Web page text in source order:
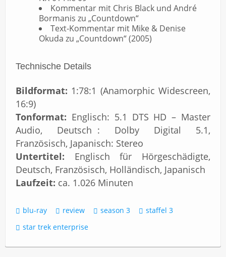
Kommentar mit Chris Black und André
Bormanis zu „Countdown“
Text-Kommentar mit Mike & Denise
Okuda zu „Countdown“ (2005)
Technische Details
Bildformat: 1:78:1 (Anamorphic Widescreen,
16:9)
Tonformat: Englisch: 5.1 DTS HD – Master
Audio, Deutsch : Dolby Digital 5.1,
Französisch, Japanisch: Stereo
Untertitel: Englisch für Hörgeschädigte,
Deutsch, Französisch, Holländisch, Japanisch
Laufzeit: ca. 1.026 Minuten
blu-ray review season 3
staffel 3
star trek enterprise